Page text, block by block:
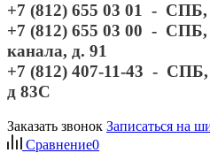
+7 (812) 655 03 01 - СПБ,
+7 (812) 655 03 00 - СПБ,
канала, д. 91
+7 (812) 407-11-43 - СПБ,
д 83С
Заказать звонок Записаться на
Сравнение0